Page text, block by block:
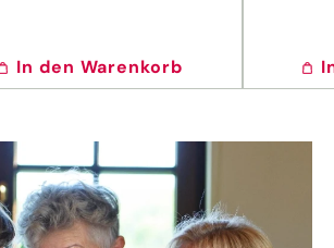
In den Warenkorb